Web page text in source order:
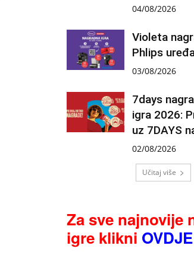
04/08/2026
Violeta
Phlips
03/08/2026
7days
igra 2026:
uz 7DAYS
02/08/2026
Učitaj više
Za sve najnovije
igre klikni OVDJE